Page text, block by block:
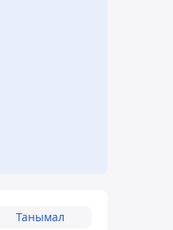
Танымал